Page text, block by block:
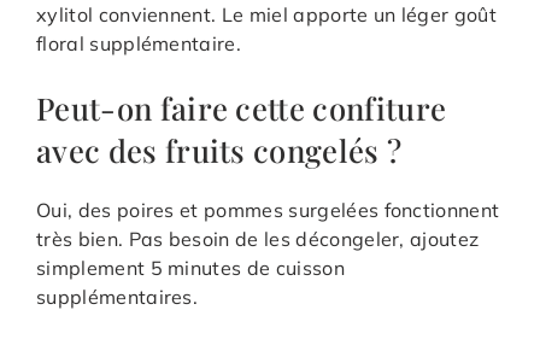
xylitol conviennent. Le miel apporte un léger goût
floral supplémentaire.
Peut-on faire cette confiture
avec des fruits congelés ?
Oui, des poires et pommes surgelées fonctionnent
très bien. Pas besoin de les décongeler, ajoutez
simplement 5 minutes de cuisson
supplémentaires.